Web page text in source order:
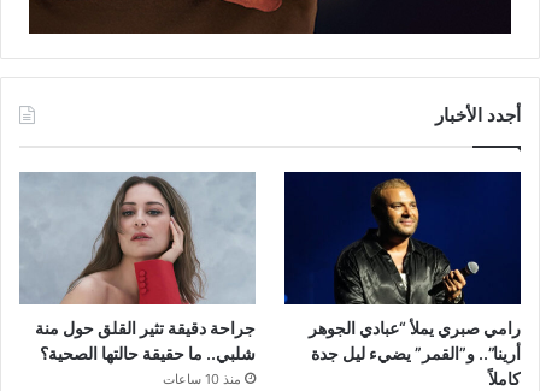
أجدد الأخبار
رامي صبري يملأ “عبادي الجوهر
أرينا”.. و”القمر” يضيء ليل جدة
كاملاً
جراحة دقيقة تثير القلق حول منة
شلبي.. ما حقيقة حالتها الصحية؟
منذ 10 ساعات